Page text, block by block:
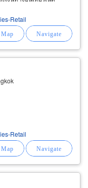
Retail
Retail